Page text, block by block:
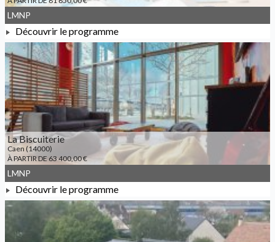
À PARTIR DE 81 850,00 €
LMNP
Découvrir le programme
La Biscuiterie
Caen (14000)
À PARTIR DE 63 400,00 €
À PARTIR DE 63 400,00 €
LMNP
Découvrir le programme